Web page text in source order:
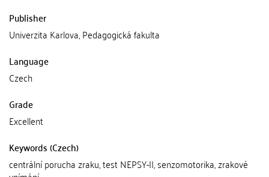
Publisher
Univerzita Karlova, Pedagogická fakulta
Language
Czech
Grade
Excellent
Keywords (Czech)
centrální porucha zraku, test NEPSY-II, senzomotorika, zrakové